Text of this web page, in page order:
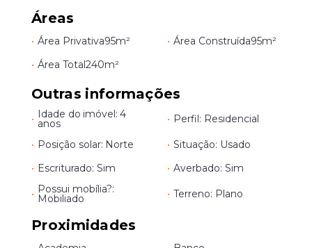
Áreas
• Área Privativa95m² • Área Construída95m²
• Área Total240m²
Outras informações
• Idade do imóvel: 4
anos • Perfil: Residencial
• Posição solar: Norte • Situação: Usado
• Escriturado: Sim • Averbado: Sim
• Possui mobília?:
Mobiliado • Terreno: Plano
Proximidades